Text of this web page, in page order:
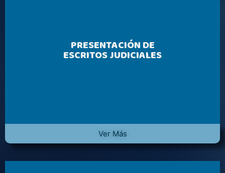
PRESENTACIÓN DE
ESCRITOS JUDICIALES
Ver Más